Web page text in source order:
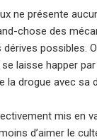
ne présente
chose des
dérives possibles.
se laisse happer
la drogue avec sa
mis en
d’aimer le